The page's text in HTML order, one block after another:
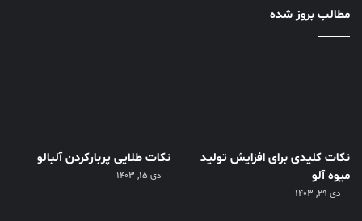
مطالب بروز شده
نکات کلیدی برای افزایش تولید
میوه آلو
دی ۲۹, ۱۴۰۳
نکات طلایی پربارکردن آلبالو
دی ۱۵, ۱۴۰۳